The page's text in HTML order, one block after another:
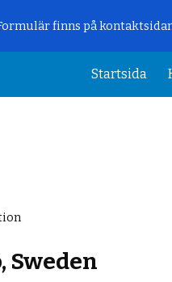
Skip to
finns på
Startsida
Sweden